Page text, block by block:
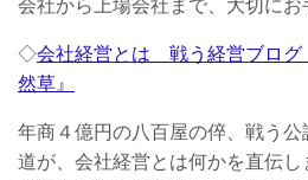
会社から上場会社まで、大切にお
◇会社経営とは 戦う経営ブロ
然草』
年商４億円の八百屋の倅、戦う
道が、会社経営とは何かを直伝